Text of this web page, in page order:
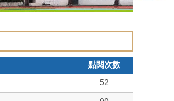
點閱次數
52